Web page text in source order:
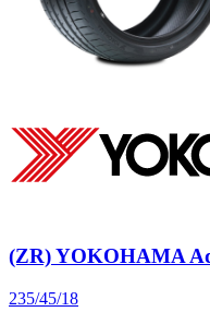
(ZR) YOKOHAMA
235/45/18